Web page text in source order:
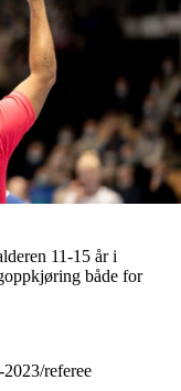
11-15 år i
både for
referee